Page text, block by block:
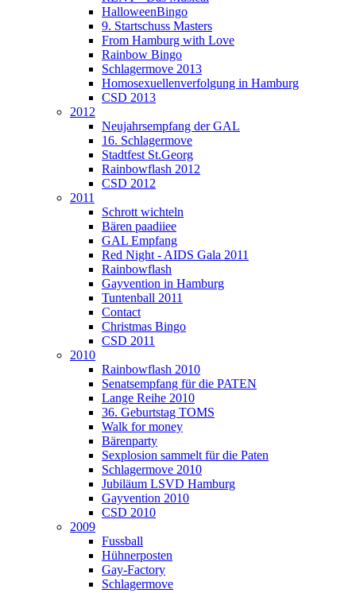
HalloweenBingo
9. Startschuss Masters
From Hamburg with Love
Rainbow Bingo
Schlagermove 2013
Homosexuellenverfolgung in Hamburg
CSD 2013
2012
Neujahrsempfang der GAL
16. Schlagermove
Stadtfest St.Georg
Rainbowflash 2012
CSD 2012
2011
Schrott wichteln
Bären paadiiee
GAL Empfang
Red Night - AIDS Gala 2011
Rainbowflash
Gayvention in Hamburg
Tuntenball 2011
Contact
Christmas Bingo
CSD 2011
2010
Rainbowflash 2010
Senatsempfang für die PATEN
Lange Reihe 2010
36. Geburtstag TOMS
Walk for money
Bärenparty
Sexplosion sammelt für die Paten
Schlagermove 2010
Jubiläum LSVD Hamburg
Gayvention 2010
CSD 2010
2009
Fussball
Hühnerposten
Gay-Factory
Schlagermove